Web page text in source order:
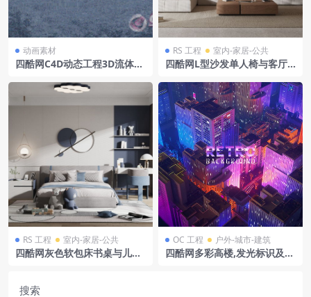
动画素材
四酷网C4D动态工程3D流体动
RS 工程 室内-家居-公共
四酷网L型沙发单人椅与客厅
RS 工程 室内-家居-公共
四酷网灰色软包床书桌与儿童
OC 工程 户外-城市-建筑
四酷网多彩高楼,发光标识及“R
搜索